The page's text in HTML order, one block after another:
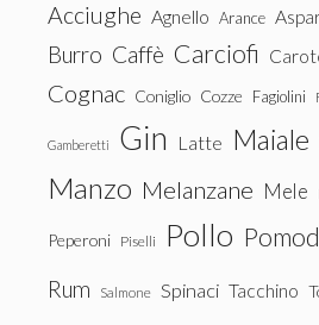
Acciughe Agnello Arance
Burro Caffè Carciofi
Cognac Coniglio Cozze Fagiolini
Gamberetti Gin Latte Maiale
Manzo Melanzane Mele
Peperoni Piselli Pollo
Rum Salmone Spinaci Tacchino